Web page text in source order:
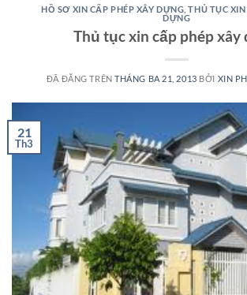
HỒ SƠ XIN CẤP PHÉP XÂY DỰNG ,THỦ TỤC XIN
DỰNG
Thủ tục xin cấp phép xây
ĐÃ ĐĂNG TRÊNTHÁNG BA 21, 2013 BỞI XIN
21
Th3